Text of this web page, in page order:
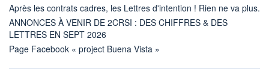
Après les contrats cadres, les Lettres d'intention ! Rien ne va plus.
ANNONCES À VENIR DE 2CRSI : DES CHIFFRES & DES
LETTRES EN SEPT 2026
Page Facebook « project Buena Vista »